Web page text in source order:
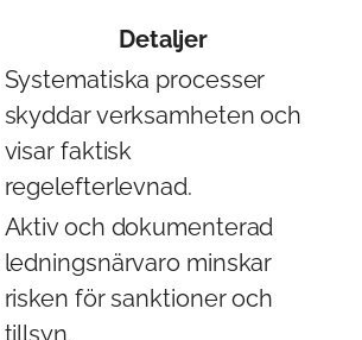
Detaljer
Systematiska processer
skyddar verksamheten och
visar faktisk
regelefterlevnad.
Aktiv och dokumenterad
ledningsnärvaro minskar
risken för sanktioner och
tillsyn.